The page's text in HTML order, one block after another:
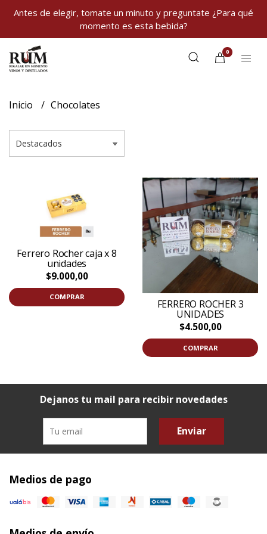
Antes de elegir, tomate un minuto y preguntate ¿Para qué
momento es esta bebida?
0
Inicio Chocolates
Ferrero Rocher caja x 8
unidades
$9.000,00
COMPRAR
FERRERO ROCHER 3
UNIDADES
$4.500,00
COMPRAR
Dejanos tu mail para recibir novedades
Enviar
Medios de pago